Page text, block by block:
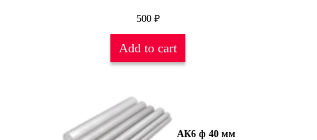
500 ₽
Add to cart
АК6 ф 40 мм